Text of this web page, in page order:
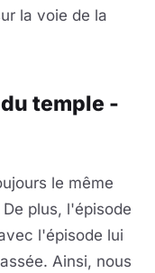
la voie de la
temple -
le même
plus, l'épisode
l'épisode lui
Ainsi, nous